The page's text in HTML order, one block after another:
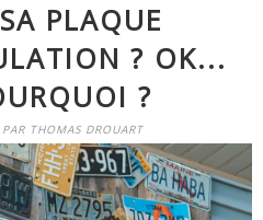
PLAQUE
? OK...
?
THOMAS DROUART